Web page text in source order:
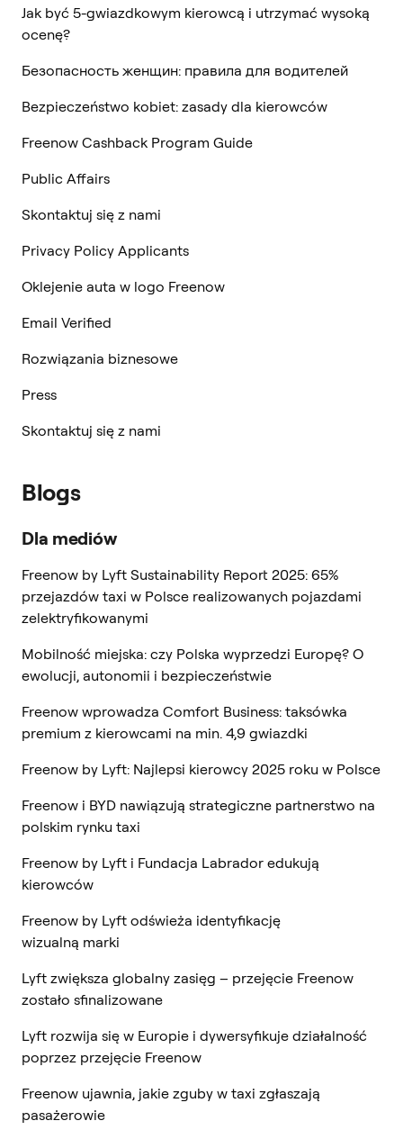
Jak być 5-gwiazdkowym kierowcą i utrzymać wysoką
ocenę?
Безопасность женщин: правила для водителей
Bezpieczeństwo kobiet: zasady dla kierowców
Freenow Cashback Program Guide
Public Affairs
Skontaktuj się z nami
Privacy Policy Applicants
Oklejenie auta w logo Freenow
Email Verified
Rozwiązania biznesowe
Press
Skontaktuj się z nami
Blogs
Dla mediów
Freenow by Lyft Sustainability Report 2025: 65%
przejazdów taxi w Polsce realizowanych pojazdami
zelektryfikowanymi
Mobilność miejska: czy Polska wyprzedzi Europę? O
ewolucji, autonomii i bezpieczeństwie
Freenow wprowadza Comfort Business: taksówka
premium z kierowcami na min. 4,9 gwiazdki
Freenow by Lyft: Najlepsi kierowcy 2025 roku w Polsce
Freenow i BYD nawiązują strategiczne partnerstwo na
polskim rynku taxi
Freenow by Lyft i Fundacja Labrador edukują
kierowców
Freenow by Lyft odświeża identyfikację
wizualną marki
Lyft zwiększa globalny zasięg – przejęcie Freenow
zostało sfinalizowane
Lyft rozwija się w Europie i dywersyfikuje działalność
poprzez przejęcie Freenow
Freenow ujawnia, jakie zguby w taxi zgłaszają
pasażerowie